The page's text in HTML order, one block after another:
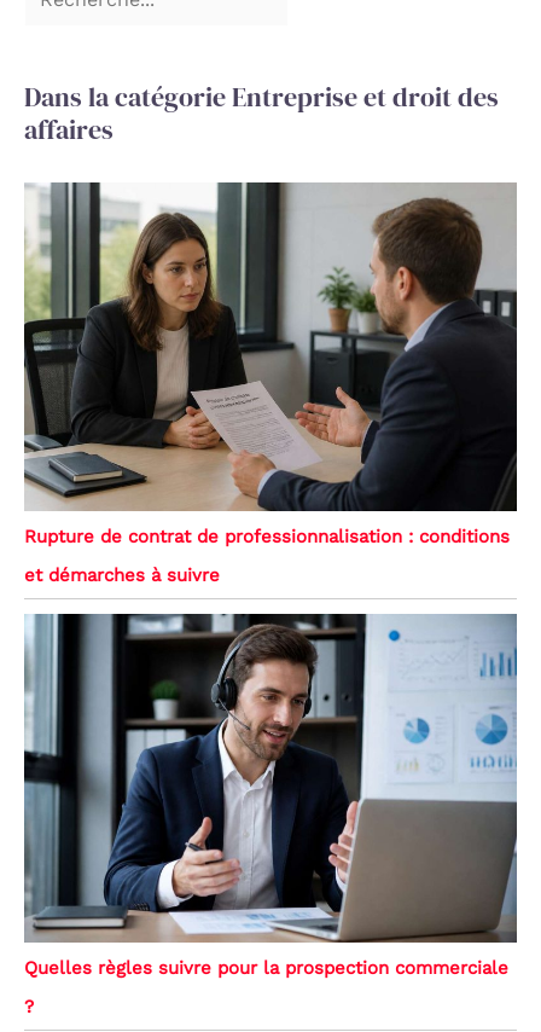
Dans la catégorie Entreprise et droit des
affaires
Rupture de contrat de professionnalisation : conditions
et démarches à suivre
Quelles règles suivre pour la prospection commerciale
?